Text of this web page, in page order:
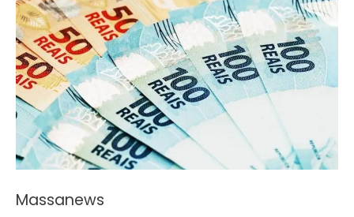
Massanews